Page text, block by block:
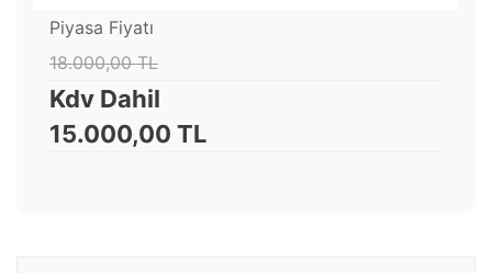
Piyasa Fiyatı
18.000,00 TL
Kdv Dahil
15.000,00 TL